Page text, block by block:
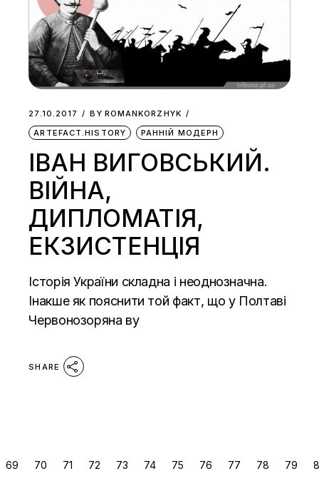
27.10.2017 BY ROMANKORZHYK
ARTEFACT.HISTORY
РАННІЙ МОДЕРН
ІВАН ВИГОВСЬКИЙ.
ВІЙНА,
ДИПЛОМАТІЯ,
ЕКЗИСТЕНЦІЯ
Історія України складна і неоднозначна.
Інакше як пояснити той факт, що у Полтаві
Червонозоряна ву
SHARE
ПАГІНАЦІЯ
69 70 71 72 73 74 75 76 77 78 79